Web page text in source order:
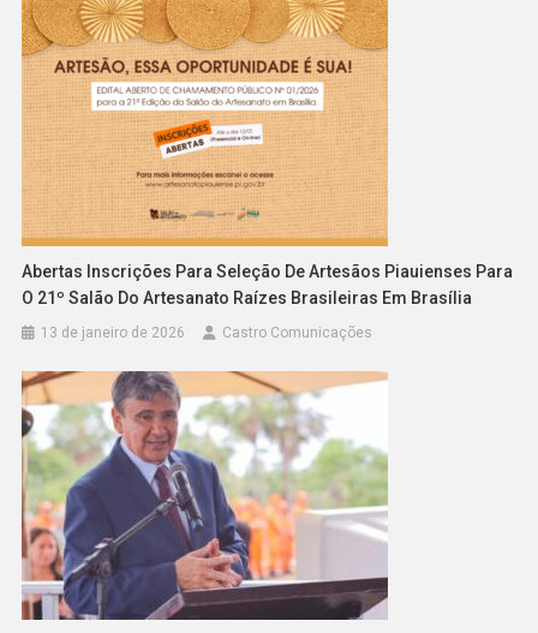
Abertas Inscrições Para Seleção De Artesãos Piauienses Para
O 21º Salão Do Artesanato Raízes Brasileiras Em Brasília
13 de janeiro de 2026 Castro Comunicações